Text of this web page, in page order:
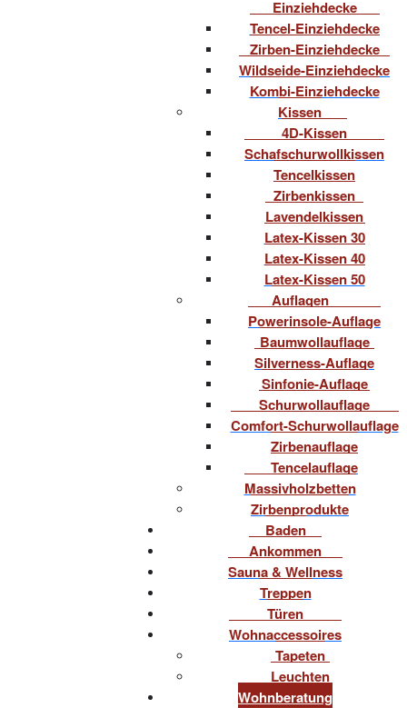
Einziehdecke
Tencel-Einziehdecke
Zirben-Einziehdecke
Wildseide-Einziehdecke
Kombi-Einziehdecke
Kissen
4D-Kissen
Schafschurwollkissen
Tencelkissen
Zirbenkissen
Lavendelkissen
Latex-Kissen 30
Latex-Kissen 40
Latex-Kissen 50
Auflagen
Powerinsole-Auflage
Baumwollauflage
Silverness-Auflage
Sinfonie-Auflage
Schurwollauflage
Comfort-Schurwollauflage
Zirbenauflage
Tencelauflage
Massivholzbetten
Zirbenprodukte
Baden
Ankommen
Sauna & Wellness
Treppen
Türen
Wohnaccessoires
Tapeten
Leuchten
Wohnberatung